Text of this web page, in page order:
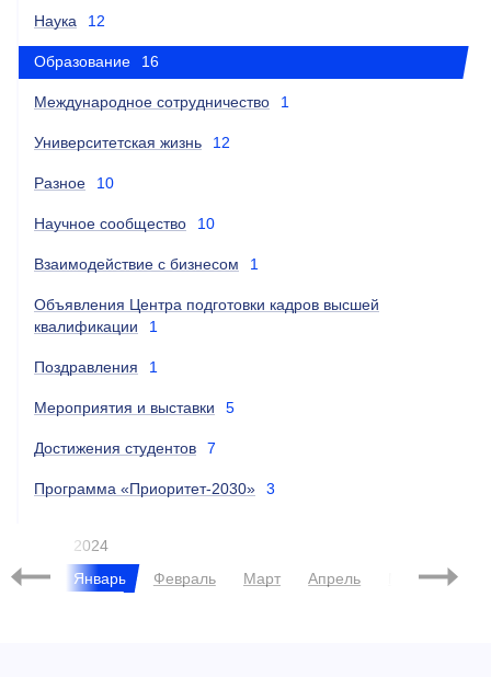
Наука 12
Образование 16
Международное сотрудничество 1
Университетская жизнь 12
Разное 10
Научное сообщество 10
Взаимодействие с бизнесом 1
Объявления Центра подготовки кадров высшей
квалификации
1
Поздравления 1
Мероприятия и выставки 5
Достижения студентов 7
Программа «Приоритет-2030» 3
2024
Январь
Февраль Март Апрель Май Июнь